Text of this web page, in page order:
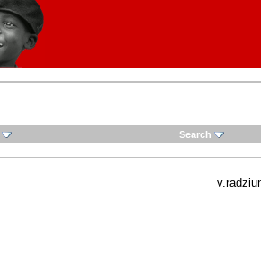
Search